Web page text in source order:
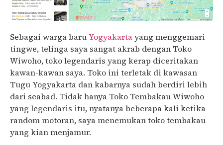
Sebagai warga baruYogyakartayang menggemari
tingwe, telinga saya sangat akrab dengan Toko
Wiwoho, toko legendaris yang kerap diceritakan
kawan-kawan saya. Toko ini terletak di kawasan
Tugu Yogyakarta dan kabarnya sudah berdiri lebih
dari seabad. Tidak hanya Toko Tembakau Wiwoho
yang legendaris itu, nyatanya beberapa kali ketika
random motoran, saya menemukan toko tembakau
yang kian menjamur.